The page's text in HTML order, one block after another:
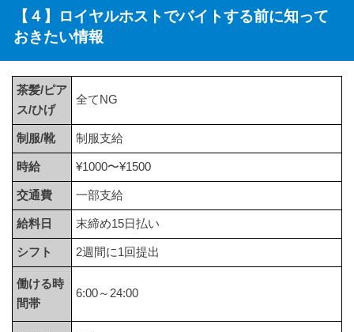
【４】ロイヤルホストでバイトする前に知って
おきたい情報
茶髪/ピア
ス/ひげ
全てNG
制服/靴 制服支給
時給 ¥1000〜¥1500
交通費 一部支給
給料日 末締め15日払い
シフト 2週間に1回提出
働ける時
間帯
6:00～24:00